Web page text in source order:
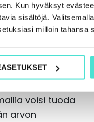
Kun hyväksyt
sisältöjä.
milloin tahansa
voisiko
lukija
liitetietojen
muassa
voisi tuoda
arvon